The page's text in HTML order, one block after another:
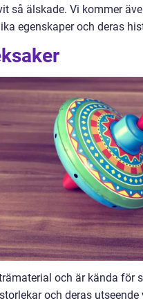
så älskade. Vi kommer
egenskaper och deras
och är kända för
och deras